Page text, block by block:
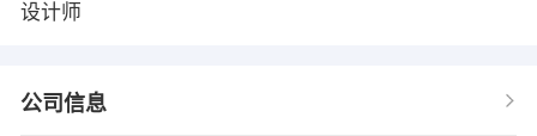
设计师
公司信息